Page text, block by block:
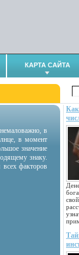
КАРТА САЙТА
Как
немаловажно, в
в момент
значение
знаку.
всех факторов